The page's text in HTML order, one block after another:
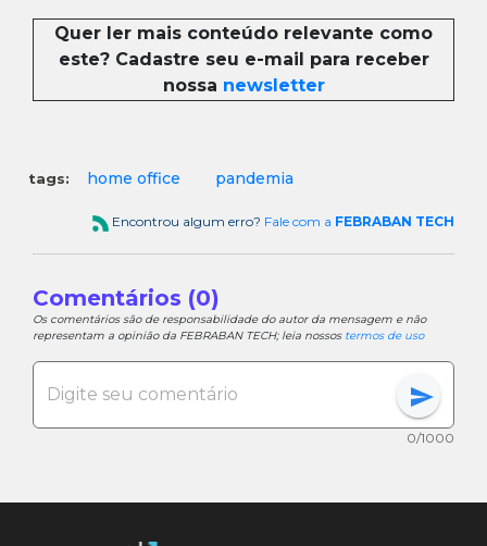
Quer ler mais conteúdo relevante como
este? Cadastre seu e-mail para receber
nossa newsletter
tags: home office pandemia
Encontrou algum erro? Fale com a FEBRABAN TECH
Comentários (0)
Os comentários são de responsabilidade do autor da mensagem e não
representam a opinião da FEBRABAN TECH; leia nossos termos de uso
send
0/1000